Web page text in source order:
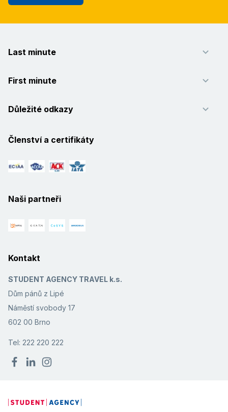
Last minute
First minute
Důležité odkazy
Členství a certifikáty
Naši partneři
Kontakt
STUDENT AGENCY TRAVEL k.s.
Dům pánů z Lipé
Náměstí svobody 17
602 00 Brno
Tel: 222 220 222